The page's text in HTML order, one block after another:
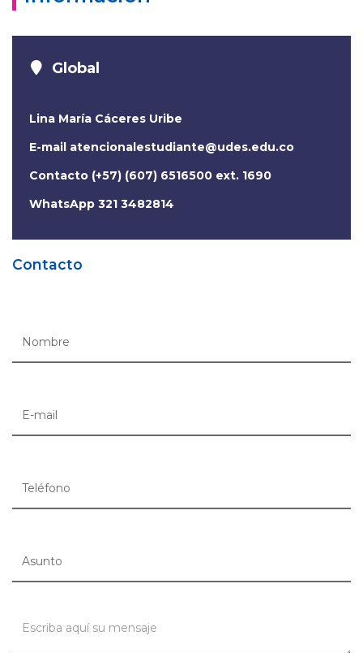
Global
Lina María Cáceres Uribe
E-mail atencionalestudiante@udes.edu.co
Contacto (+57) (607) 6516500 ext. 1690
WhatsApp 321 3482814
Contacto